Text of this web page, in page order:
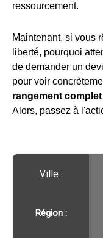
ressourcement.
Maintenant, si vous
liberté, pourquoi
de demander un
pour voir
rangement
Alors, passez à
Ville :️
Région :️